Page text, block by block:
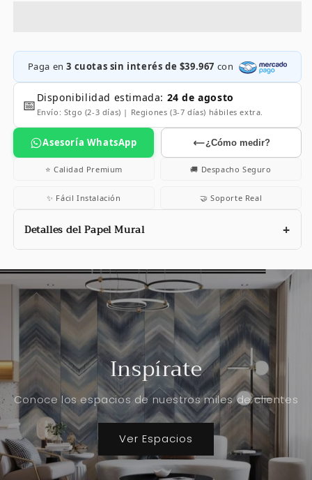
Paga en3 cuotas sin interés de $39.967 con
📅 Disponibilidad estimada: 24 de agosto
Envío: Stgo (2-3 días) | Regiones (3-7 días) hábiles extra.
Asesoría WhatsApp ¿Cómo medir?
⭐ Calidad Premium 🚚 Despacho Seguro
✨ Fácil Instalación 🤝 Soporte Real
Detalles del Papel Mural
Inspírate
Conoce los espacios de nuestros miles de clientes
Ver Espacios